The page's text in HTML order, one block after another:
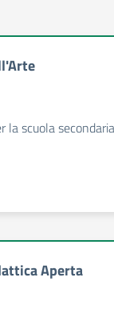
la scuola
Aperta